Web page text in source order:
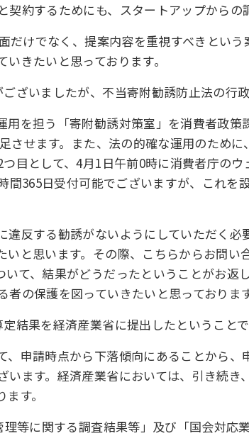
約するためにも、スタートアップからの
だけでなく、提案内容を重視すべきとい
きたいと思っております。
ざいましたが、不当寄附勧誘防止法の行
を担う「寄附勧誘対策室」を消費者政
させます。また、法の的確な運用のため
目として、4月1日午前0時に消費者庁の
間365日受付可能でございますが、これ
違反する勧誘がないようにしていただく
いと思います。その際、こちらからお問
て、結果がどうだったということがお
の保護を図っていきたいと思っております
結果を経済産業省に提出したということで
、申請時点から下落傾向にあることから
います。経済産業省においては、引き続
す。
等に関する調査結果等」及び「国会対応